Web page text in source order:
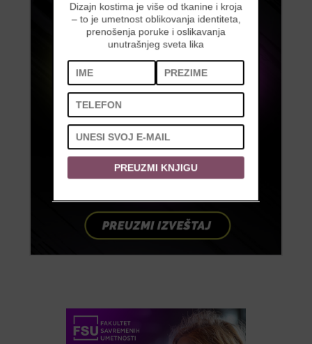
Dizajn kostima je više od tkanine i kroja
– to je umetnost oblikovanja identiteta,
prenošenja poruke i oslikavanja
unutrašnjeg sveta lika
PREUZMI KNJIGU